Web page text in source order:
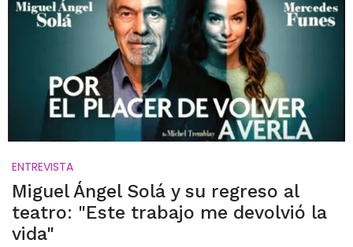
ENTREVISTA
Miguel Ángel Solá y su regreso al
teatro: "Este trabajo me devolvió la
vida"